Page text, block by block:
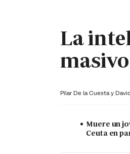
La
Pilar De la Cuesta y
Muere un
Ceuta en